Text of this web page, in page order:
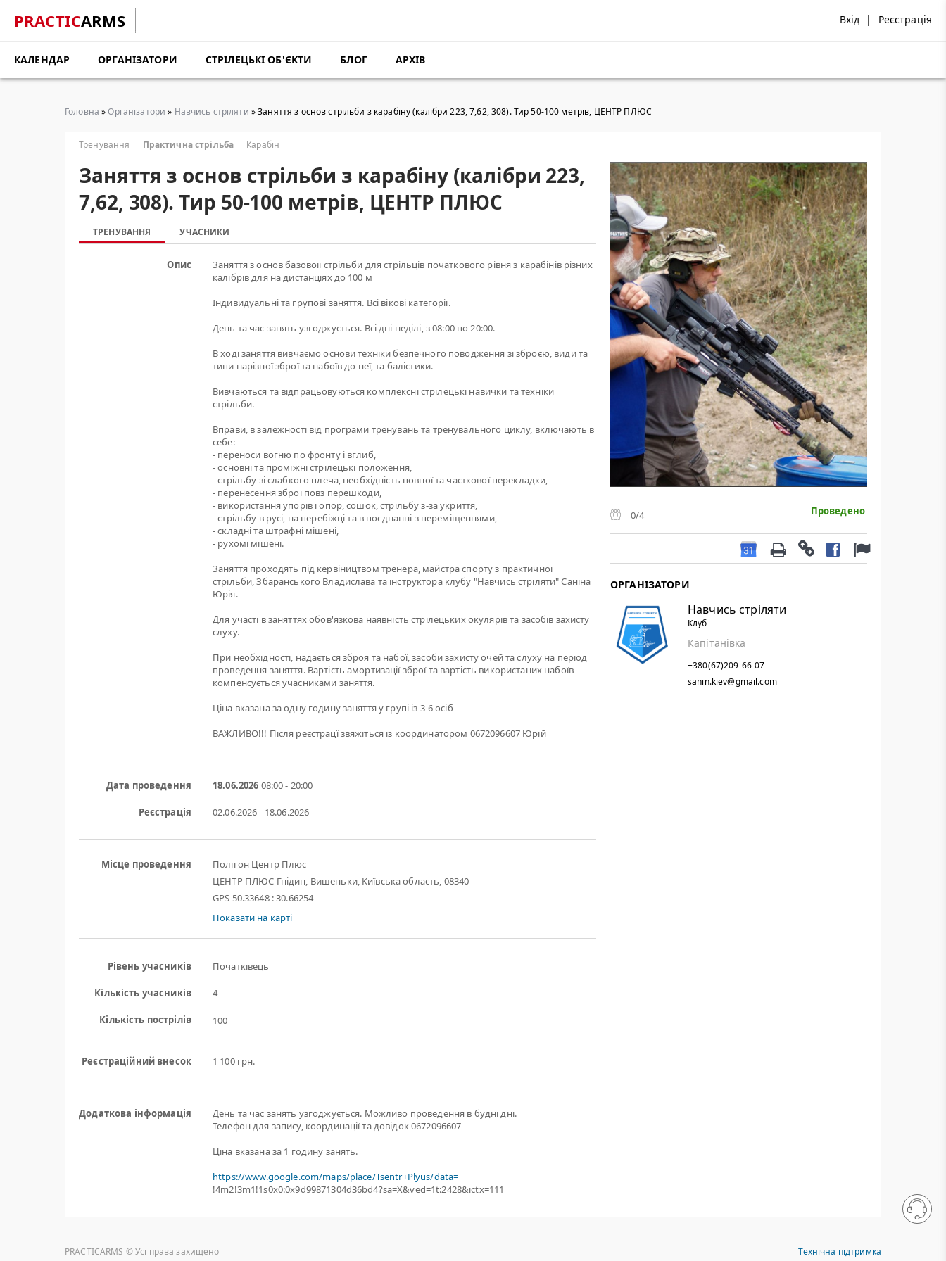
PRACTICARMS Вхід | Реєстрація
КАЛЕНДАР ОРГАНІЗАТОРИ СТРІЛЕЦЬКІ ОБ'ЄКТИ БЛОГ АРХІВ
Головна »Організатори » Навчись стріляти » Заняття з основ стрільби з карабіну (калібри 223, 7,62, 308). Тир 50-100 метрів, ЦЕНТР ПЛЮС
Тренування Практична стрільба Карабін
Заняття з основ стрільби з карабіну (калібри 223,
7,62, 308). Тир 50-100 метрів, ЦЕНТР ПЛЮС
ТРЕНУВАННЯ УЧАСНИКИ
Опис
Заняття з основ базовоїї стрільби для стрільців початкового рівня з карабінів різних
калібрів для на дистанціях до 100 м
Індивидуальні та групові заняття. Всі вікові категорії.
День та час занять узгоджується. Всі дні неділі, з 08:00 по 20:00.
В ході заняття вивчаємо основи техніки безпечного поводження зі зброєю, види та
типи нарізної зброї та набоїв до неї, та балістики.
Вивчаються та відпрацьовуються комплексні стрілецькі навички та техніки
стрільби.
Вправи, в залежності від програми тренувань та тренувального циклу, включають в
себе:
- переноси вогню по фронту і вглиб,
- основні та проміжні стрілецькі положення,
- стрільбу зі слабкого плеча, необхідність повної та часткової перекладки,
- перенесення зброї повз перешкоди,
- використання упорів і опор, сошок, стрільбу з-за укриття,
- стрільбу в русі, на перебіжці та в поєднанні з переміщеннями,
- складні та штрафні мішені,
- рухомі мішені.
Заняття проходять під кервіництвом тренера, майстра спорту з практичної
стрільби, Збаранського Владислава та інструктора клубу "Навчись стріляти" Саніна
Юрія.
Для участі в заняттях обов'язкова наявність стрілецьких окулярів та засобів захисту
слуху.
При необхідності, надається зброя та набої, засоби захисту очей та слуху на період
проведення заняття. Вартість амортизації зброї та вартість використаних набоїв
компенсується учасниками заняття.
Ціна вказана за одну годину заняття у групі із 3-6 осіб
ВАЖЛИВО!!! Після реєстрацї звяжіться із координатором 0672096607 Юрій
Дата проведення 18.06.2026 08:00 - 20:00
Реєстрація 02.06.2026 - 18.06.2026
Місце проведення
Полігон Центр Плюс
ЦЕНТР ПЛЮС Гнідин, Вишеньки, Київська область, 08340
GPS 50.33648 : 30.66254
Показати на карті
Рівень учасників Початківець
Кількість учасників 4
Кількість пострілів 100
Реєстраційний внесок 1 100 грн.
Додаткова інформація
День та час занять узгоджується. Можливо проведення в будні дні.
Телефон для запису, координації та довідок 0672096607
Ціна вказана за 1 годину занять.
https://www.google.com/maps/place/Tsentr+Plyus/data=
!4m2!3m1!1s0x0:0x9d99871304d36bd4?sa=X&ved=1t:2428&ictx=111
0/4 Проведено
ОРГАНІЗАТОРИ
Навчись стріляти
Клуб
Капітанівка
+380(67)209-66-07
sanin.kiev@gmail.com
PRACTICARMS © Уcі права захищено Технічна підтримка